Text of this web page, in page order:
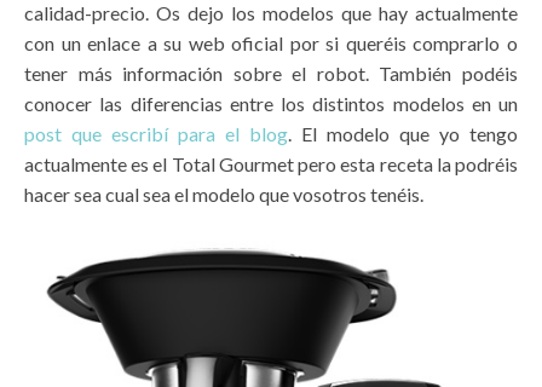
calidad-precio. Os dejo los modelos que hay actualmente
con un enlace a su web oficial por si queréis comprarlo o
tener más información sobre el robot. También podéis
conocer las diferencias entre los distintos modelos en un
post que escribí para el blog. El modelo que yo tengo
actualmente es el Total Gourmet pero esta receta la podréis
hacer sea cual sea el modelo que vosotros tenéis.